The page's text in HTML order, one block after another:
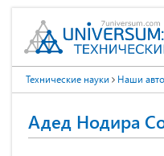
Технические науки Наши
Адед Нодира